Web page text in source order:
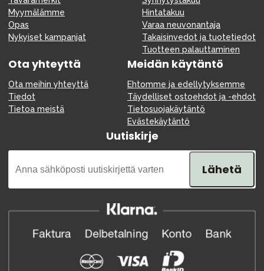
Myymälämme
Opas
Nykyiset kampanjat
Hintatakuu
Varaa neuvonantaja
Takaisinvedot ja tuotetiedot
Tuotteen palauttaminen
Ota yhteyttä
Ota meihin yhteyttä
Tiedot
Tietoa meistä
Meidän käytäntö
Ehtomme ja edellytyksemme
Täydelliset ostoehdot ja -ehdot
Tietosuojakäytäntö
Evästekäytäntö
Uutiskirje
Lähetä